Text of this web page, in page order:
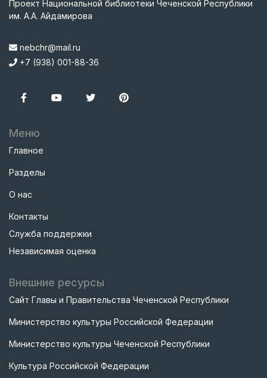
Проект Национальной библиотеки Чеченской Республики
им. А.А. Айдамирова
nebchr@mail.ru
+7 (938) 001-88-36
Меню
Главное
Разделы
О нас
Контакты
Служба поддержки
Независимая оценка
Внешние ресурсы
Сайт Главы и Правительства Чеченской Республики
Министерство культуры Российской Федерации
Министерство культуры Чеченской Республики
Культура Российской Федерации